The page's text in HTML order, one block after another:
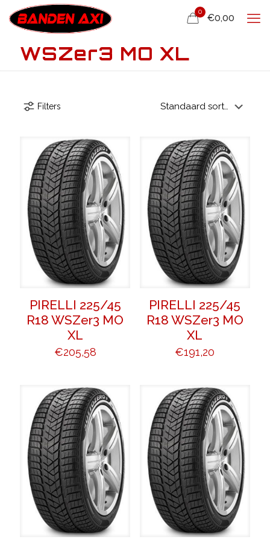
0
€0,00
WSZer3 MO XL
Filters
PIRELLI 225/45
R18 WSZer3 MO
XL
€205,58
PIRELLI 225/45
R18 WSZer3 MO
XL
€191,20